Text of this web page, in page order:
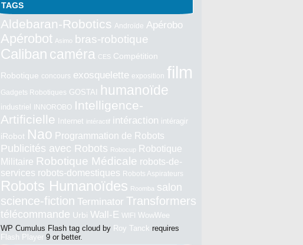
TAGS
Aldebaran-Robotics Androïde Apérobo
Apérobot Asimo bras-robotique
Caliban caméra CES Compétition
Robotique concours exosquelette exposition film
Gadgets Robotiques GOSTAI humanoïde
industriel INNOROBO Intelligence-
Artificielle
Internet intéractif intéraction intéragir
iRobot Nao Programmation de Robots
Publicités avec Robots Robocup
Robotique
Militaire Robotique Médicale robots-de-
services robots-domestiques Robots Aspirateurs
Robots Humanoïdes Roomba salon
science-fiction Terminator Transformers
télécommande Urbi Wall-E WIFI WowWee
WP Cumulus Flash tag cloud by Roy Tanck requires
Flash Player 9 or better.